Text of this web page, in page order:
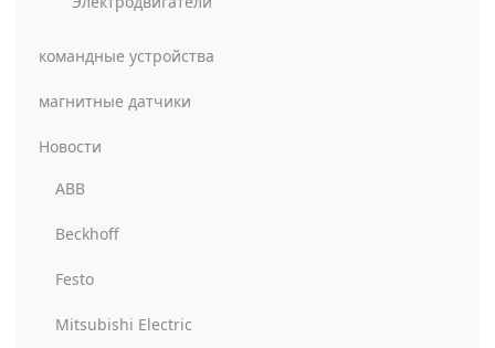
командные устройства
магнитные датчики
Новости
ABB
Beckhoff
Festo
Mitsubishi Electric